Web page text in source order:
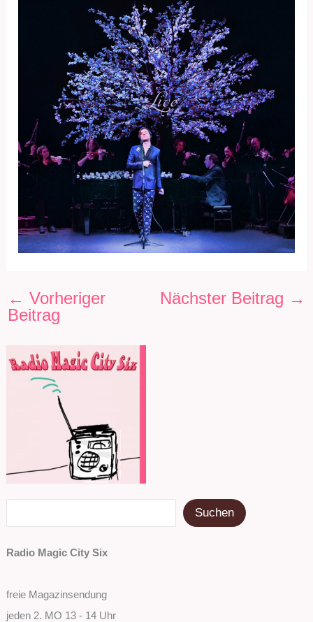
Suchen
Radio Magic City Six
freie Magazinsendung
jeden 2. MO 13 - 14 Uhr
← Vorheriger
Beitrag
Nächster Beitrag →